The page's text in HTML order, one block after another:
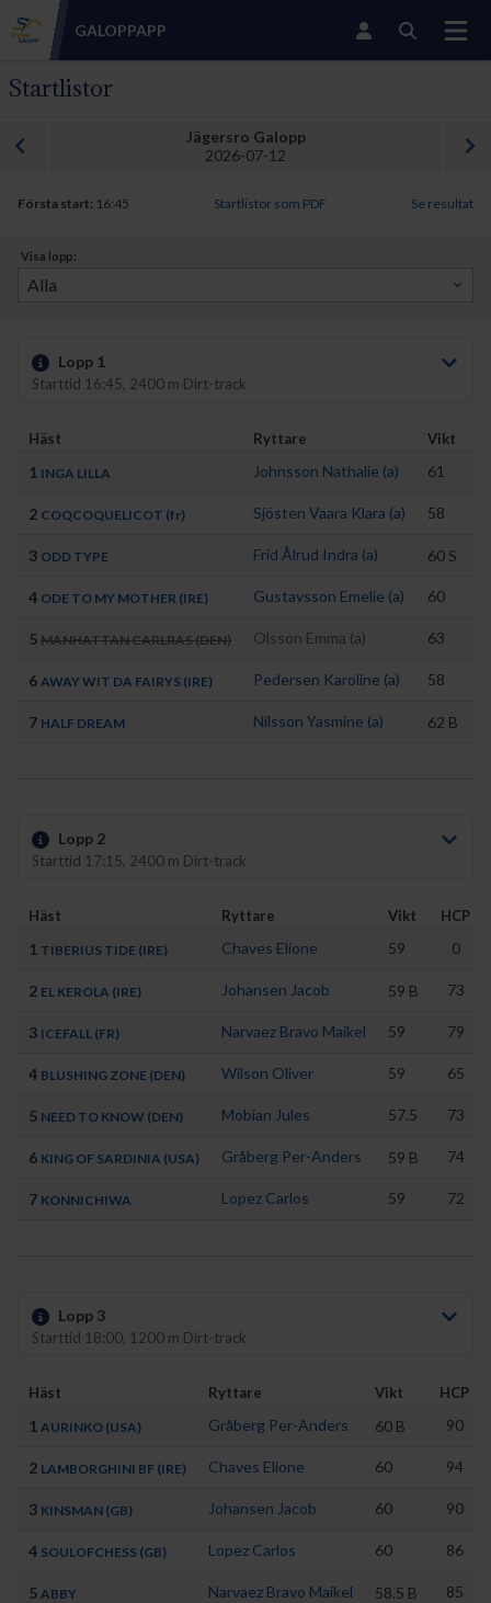
GALOPPAPP
Startlistor
Jägersro Galopp
2026-07-12
Första start: 16:45 Startlistor som PDF Se resultat
Visa lopp:
Lopp 1
Starttid 16:45, 2400 m Dirt-track
Häst Ryttare Vikt
1 INGA LILLA Johnsson Nathalie (a) 61
2 COQCOQUELICOT (fr) Sjösten Vaara Klara (a) 58
3 ODD TYPE Frid Ålrud Indra (a) 60 S
4 ODE TO MY MOTHER (IRE) Gustavsson Emelie (a) 60
5 MANHATTAN CARLRAS (DEN) Olsson Emma (a) 63
6 AWAY WIT DA FAIRYS (IRE) Pedersen Karoline (a) 58
7 HALF DREAM Nilsson Yasmine (a) 62 B
Lopp 2
Starttid 17:15, 2400 m Dirt-track
Häst Ryttare Vikt HCP
1 TIBERIUS TIDE (IRE) Chaves Elione 59 0
2 EL KEROLA (IRE) Johansen Jacob 59 B 73
3 ICEFALL (FR) Narvaez Bravo Maikel 59 79
4 BLUSHING ZONE (DEN) Wilson Oliver 59 65
5 NEED TO KNOW (DEN) Mobian Jules 57.5 73
6 KING OF SARDINIA (USA) Gråberg Per-Anders 59 B 74
7 KONNICHIWA Lopez Carlos 59 72
Lopp 3
Starttid 18:00, 1200 m Dirt-track
Häst Ryttare Vikt HCP
1 AURINKO (USA) Gråberg Per-Anders 60 B 90
2 LAMBORGHINI BF (IRE) Chaves Elione 60 94
3 KINSMAN (GB) Johansen Jacob 60 90
4 SOULOFCHESS (GB) Lopez Carlos 60 86
5 ABBY Narvaez Bravo Maikel 58.5 B 85